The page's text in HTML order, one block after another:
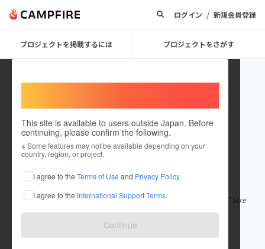
ログイン / 新規会員登録
プロジェクトを掲載するには プロジェクトをさがす
This site is available to users outside Japan. Before
continuing, please confirm the following.
※ Some features may not be available depending on your
country, region, or project.
I agree to the Terms of Use and Privacy Policy.
I agree to the International Support Terms.
Continue
KevinBrooks41342
在住国：ニジェール
出身国：ニジェール
South Sydney Rabbitohs vs Melbourne Storm (Live)"liveStream" Stre
aming live South Sydney R もっと見る